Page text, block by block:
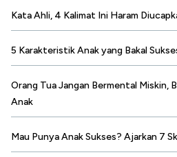
Kata Ahli, 4 Kalimat Ini Haram
5 Karakteristik Anak yang Bakal
Orang Tua Jangan Bermental Miskin,
Anak
Mau Punya Anak Sukses? Ajarkan 7